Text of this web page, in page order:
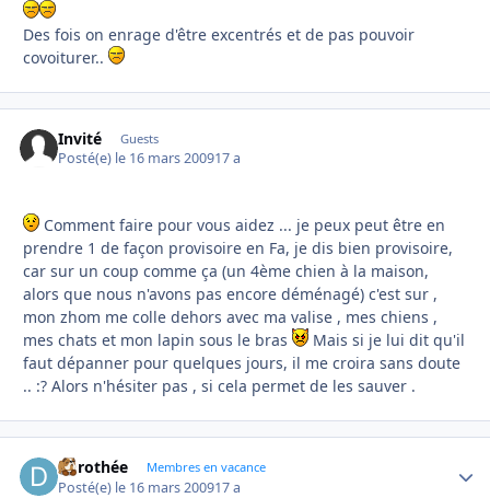
Des fois on enrage d'être excentrés et de pas pouvoir
covoiturer..
Invité Guests
Posté(e) le 16 mars 200917 a
Comment faire pour vous aidez ... je peux peut être en
prendre 1 de façon provisoire en Fa, je dis bien provisoire,
car sur un coup comme ça (un 4ème chien à la maison,
alors que nous n'avons pas encore déménagé) c'est sur ,
mon zhom me colle dehors avec ma valise , mes chiens ,
mes chats et mon lapin sous le bras
Mais si je lui dit qu'il
faut dépanner pour quelques jours, il me croira sans doute
.. :? Alors n'hésiter pas , si cela permet de les sauver .
dorothée Membres en vacance
Posté(e) le 16 mars 200917 a